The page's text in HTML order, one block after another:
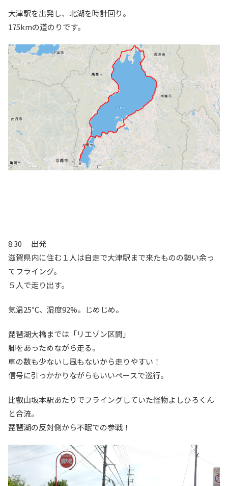
大津駅を出発し、北湖を時計回り。
175kmの道のりです。
8:30 出発
滋賀県内に住む１人は自走で大津駅まで来たものの勢い余っ
てフライング。
５人で走り出す。
気温25℃、湿度92%。じめじめ。
琵琶湖大橋までは「リエゾン区間」
脚をあっためながら走る。
車の数も少ないし風もないから走りやすい！
信号に引っかかりながらもいいペースで巡行。
比叡山坂本駅あたりでフライングしていた怪物よしひろくん
と合流。
琵琶湖の反対側から不眠での参戦！